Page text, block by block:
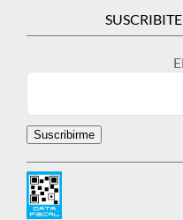
Suscribirme